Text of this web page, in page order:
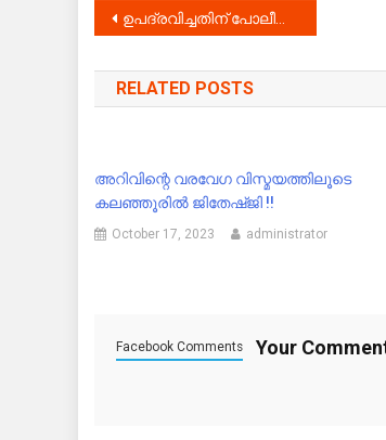
Post
navigation
ഉപദ്രവിച്ചതിന് പോലീസിൽ പരാതികൊടുത്ത വിരോധത്താൽ വീണ്ടും മർദ്ദനം : രണ്ടുപ്രതികൾ പിടിയിൽ
RELATED POSTS
അറിവിന്റെ വരവേഗ വിസ്മയത്തിലൂടെ
കലഞ്ഞൂരിൽ ജിതേഷ്ജി !!
October 17, 2023 administrator
Your
Facebook Comments